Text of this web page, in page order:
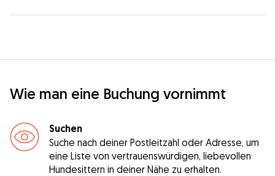
Wie man eine Buchung vornimmt
Suchen
Suche nach deiner Postleitzahl oder Adresse, um
eine Liste von vertrauenswürdigen, liebevollen
Hundesittern in deiner Nähe zu erhalten.